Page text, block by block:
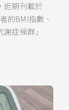
近期刊載於
的BMI指數、
症候群」